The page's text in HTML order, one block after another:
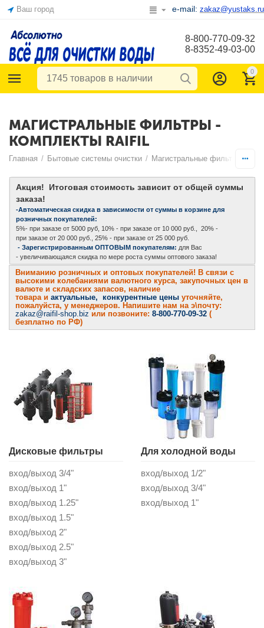
Ваш город e-mail: zakaz@yustaks.ru
8-800-770-09-32
8-8352-49-03-00
0
МАГИСТРАЛЬНЫЕ ФИЛЬТРЫ -
КОМПЛЕКТЫ RAIFIL
Главная / Бытовые системы очистки / Магистральные фильтры -
Акция! Итоговая стоимость зависит от общей суммы
заказа!
-Автоматическая скидка в зависимости от суммы в корзине для
розничных покупателей:
5%- при заказе от 5000 руб, 10% - при заказе от 10 000 руб., 20% -
при заказе от 20 000 руб., 25% - при заказе от 25 000 руб.
- Зарегистрированным ОПТОВЫМ покупателям: для Вас
- увеличивающаяся скидка по мере роста суммы оптового заказа!
Вниманию розничных и оптовых покупателей! В связи с
высокими колебаниями валютного курса, закупочных цен в
валюте и складских запасов, наличие
товара и актуальные, конкурентные цены уточняйте,
пожалуйста, у менеджеров. Напишите нам на э\почту:
zakaz@raifil-shop.biz или позвоните: 8-800-770-09-32 (
безплатно по РФ)
Дисковые фильтры
вход/выход 3/4"
вход/выход 1"
вход/выход 1.25"
вход/выход 1.5"
вход/выход 2"
вход/выход 2.5"
вход/выход 3"
Для холодной воды
вход/выход 1/2"
вход/выход 3/4"
вход/выход 1"